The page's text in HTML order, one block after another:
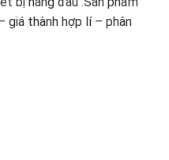
thành hợp lí – phân